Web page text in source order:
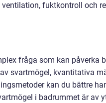
fuktkontroll och
fråga som kan påverka
svartmögel, kvantitativa
kan du bättre
i badrummet är av